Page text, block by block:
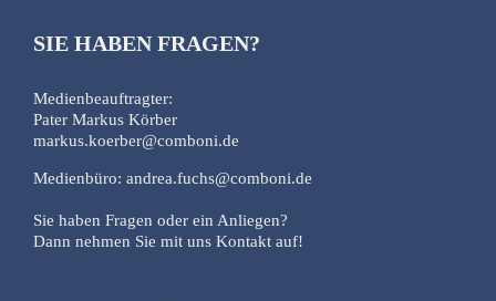
SIE HABEN FRAGEN?
Medienbeauftragter:
Pater Markus Körber
markus.koerber@comboni.de
Medienbüro: andrea.fuchs@comboni.de
Sie haben Fragen oder ein Anliegen?
Dann nehmen Sie mit uns Kontakt auf!